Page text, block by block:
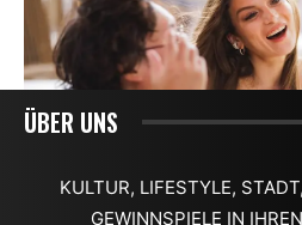
ÜBER UNS
KULTUR, LIFESTYLE,
GEWINNSPIELE IN